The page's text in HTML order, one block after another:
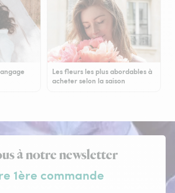
Les fleurs les plus abordables à
acheter selon la saison
à notre newsletter
1ère commande